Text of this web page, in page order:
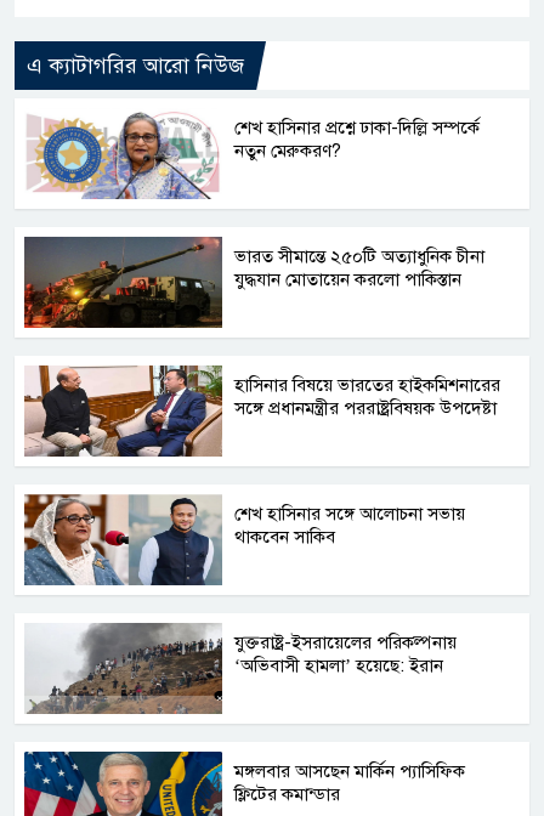
এ ক্যাটাগরির আরো নিউজ
শেখ হাসিনার প্রশ্নে ঢাকা-দিল্লি সম্পর্কে
নতুন মেরুকরণ?
ভারত সীমান্তে ২৫০টি অত্যাধুনিক চীনা
যুদ্ধযান মোতায়েন করলো পাকিস্তান
হাসিনার বিষয়ে ভারতের হাইকমিশনারের
সঙ্গে প্রধানমন্ত্রীর পররাষ্ট্রবিষয়ক উপদেষ্টা
শেখ হাসিনার সঙ্গে আলোচনা সভায়
থাকবেন সাকিব
যুক্তরাষ্ট্র-ইসরায়েলের পরিকল্পনায়
‘অভিবাসী হামলা’ হয়েছে: ইরান
মঙ্গলবার আসছেন মার্কিন প্যাসিফিক
ফ্লিটের কমান্ডার